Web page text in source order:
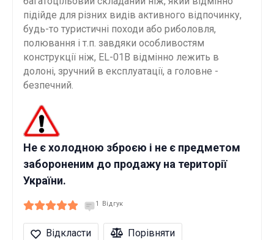
підійде для різних видів активного відпочинку,
будь-то туристичні походи або риболовля,
полювання і т.п. завдяки особливостям
конструкції ніж, EL-01B відмінно лежить в
долоні, зручний в експлуатації, а головне -
безпечний.
Не є холодною зброєю і не є предметом
забороненим до продажу на території
України.
1 Відгук
Відкласти Порівняти